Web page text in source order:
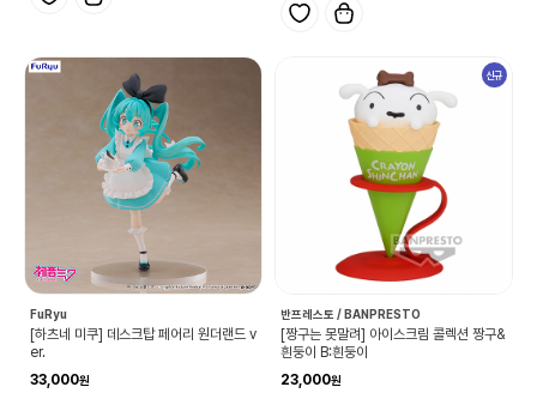
FuRyu
[하츠네 미쿠] 데스크탑 페어리 원더랜드 v
er.
33,000
신규
반프레스토 / BANPRESTO
[짱구는 못말려] 아이스크림 콜렉션 짱구&
흰둥이 B:흰둥이
23,000